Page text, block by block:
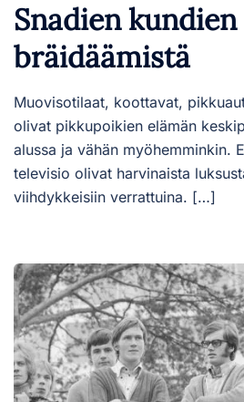
Snadien kundien
bräidäämistä
Muovisotilaat, koottavat,
olivat pikkupoikien elämän
alussa ja vähän myöhemminkin.
televisio olivat harvinaista
viihdykkeisiin verrattuina. […]